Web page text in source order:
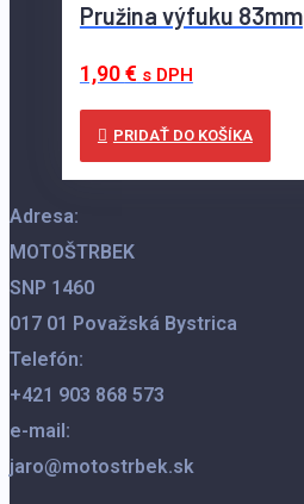
Pružina výfuku 83mm
1,90€ s DPH
PRIDAŤ DO KOŠÍKA
Adresa:
MOTOŠTRBEK
SNP 1460
017 01 Považská Bystrica
Telefón:
+421 903 868 573
e-mail:
jaro@motostrbek.sk